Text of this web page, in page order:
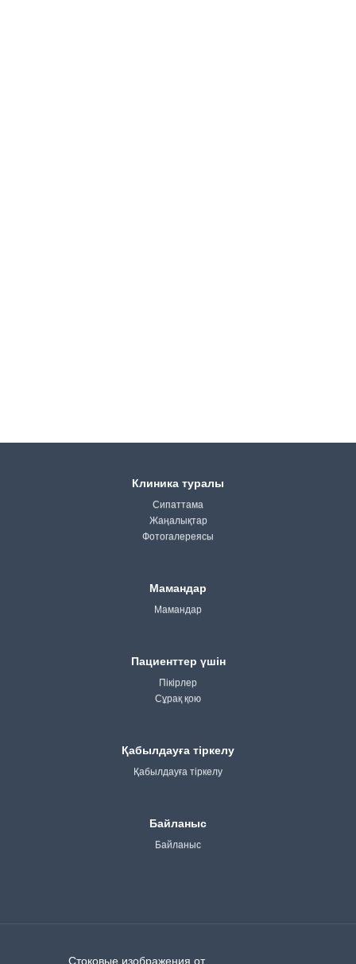
Клиника туралы
Сипаттама
Жаңалықтар
Фотогалереясы
Мамандар
Мамандар
Пациенттер үшін
Пікірлер
Сұрақ қою
Қабылдауға тіркелу
Қабылдауға тіркелу
Байланыс
Байланыс
Стоковые изображения от